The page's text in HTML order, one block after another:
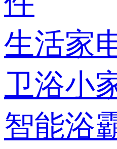
生活家
卫浴小
智能浴